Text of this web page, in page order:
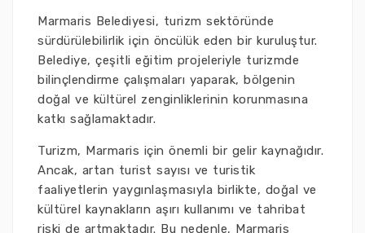
Marmaris Belediyesi, turizm sektöründe
sürdürülebilirlik için öncülük eden bir kuruluştur.
Belediye, çeşitli eğitim projeleriyle turizmde
bilinçlendirme çalışmaları yaparak, bölgenin
doğal ve kültürel zenginliklerinin korunmasına
katkı sağlamaktadır.
Turizm, Marmaris için önemli bir gelir kaynağıdır.
Ancak, artan turist sayısı ve turistik
faaliyetlerin yaygınlaşmasıyla birlikte, doğal ve
kültürel kaynakların aşırı kullanımı ve tahribat
riski de artmaktadır. Bu nedenle, Marmaris